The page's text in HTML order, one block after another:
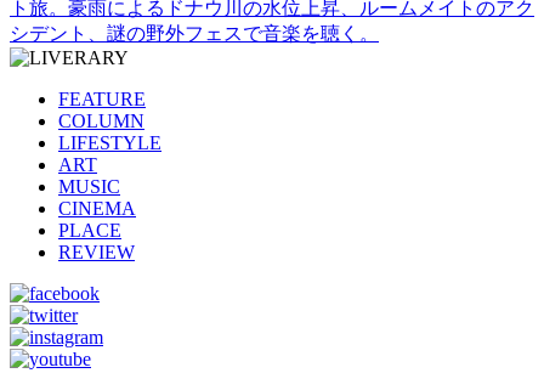
ト旅。豪雨によるドナウ川の水位上昇、ルームメイトのアク
シデント、謎の野外フェスで音楽を聴く。
FEATURE
COLUMN
LIFESTYLE
ART
MUSIC
CINEMA
PLACE
REVIEW